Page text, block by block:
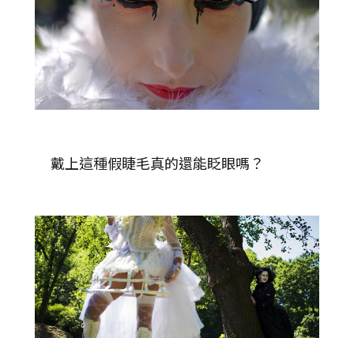
戴上這種假睫毛真的還能眨眼嗎？